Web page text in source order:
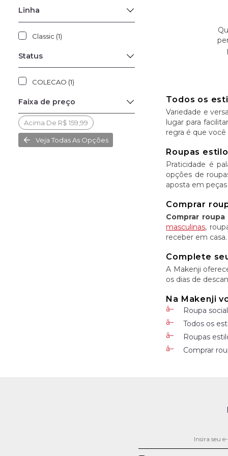
Linha
Classic (1)
Status
COLECAO (1)
Faixa de preço
Acima De R$ 159,99
Veja Todas As Opções
Todos os
Variedade e
lugar para
regra é que
Roupas
Praticidade é
opções de
aposta em
Comprar
Comprar roupa
masculinas,
receber em
Complete
A Makenji
os dias de
Na Makenji
Roupa
Todos os
Roupas
Comprar